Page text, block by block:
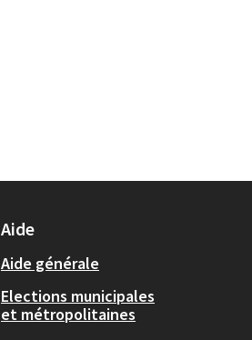
Aide
Aide générale
Elections municipales
et métropolitaines